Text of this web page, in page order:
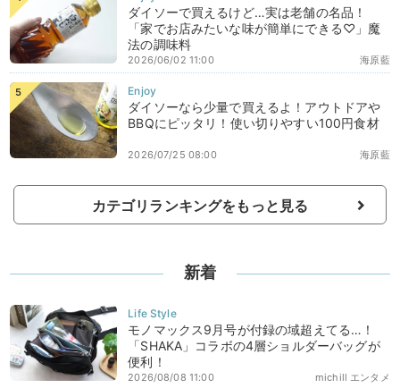
ダイソーで買えるけど…実は老舗の名品！
「家でお店みたいな味が簡単にできる♡」魔
法の調味料
海原藍
2026/06/02 11:00
ダイソーなら少量で買えるよ！アウトドアや
BBQにピッタリ！使い切りやすい100円食材
海原藍
2026/07/25 08:00
カテゴリランキングをもっと見る
新着
モノマックス9月号が付録の域超えてる…！
「SHAKA」コラボの4層ショルダーバッグが
便利！
michill エンタメ
2026/08/08 11:00